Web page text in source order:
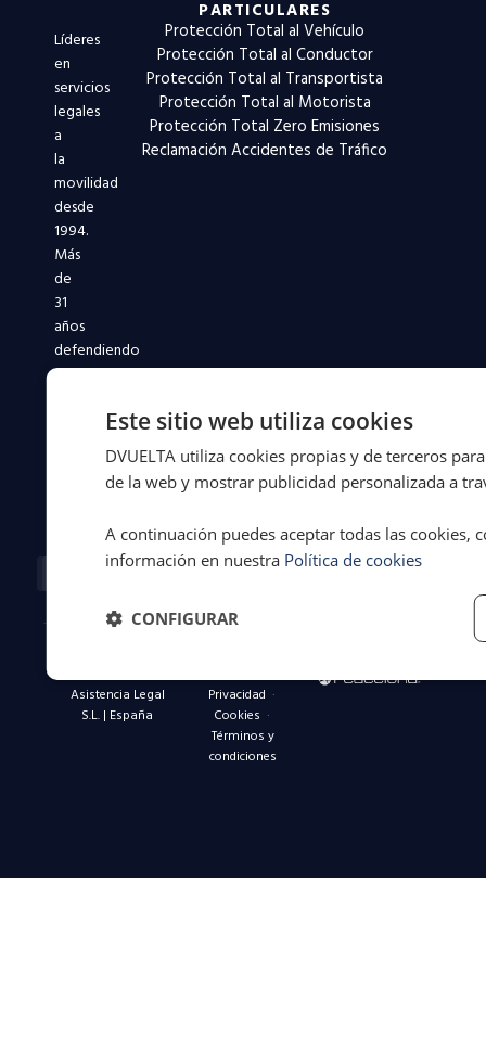
Líderes
en
servicios
legales
a
la
movilidad
desde
1994.
Más
de
31
años
defendiendo
a
Facebook-
Instagram
Linkedin-
Youtube
PARTICULARES
Protección Total al Vehículo
Protección Total al Conductor
Protección Total al Transportista
Protección Total al Motorista
Protección Total Zero Emisiones
Reclamación Accidentes de Tráfico
© 2026 Dvuelta
Asistencia Legal
S.L. | España
Aviso legal·
Privacidad ·
Cookies ·
Términos y
condiciones
Este sitio web utiliza cookies
DVUELTA utiliza cookies propias y de terceros
de la web y mostrar publicidad personalizada a
A continuación puedes aceptar todas las cookies,
información en nuestra Política de cookies
CONFIGURAR